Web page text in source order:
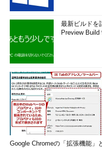
最新ビルドを
Preview
Google Chromeの「拡張機能」